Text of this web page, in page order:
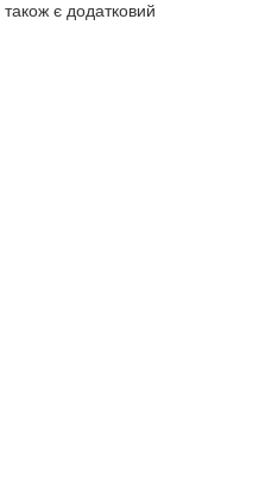
є додатковий